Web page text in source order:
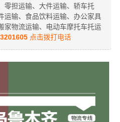
零担运输、大件运输、轿车托
运输、食品饮料运输、办公家具
家物流运输、电动车摩托车托运
点击拨打电话